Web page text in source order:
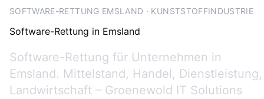
SOFTWARE-RETTUNG EMSLAND · KUNSTSTOFFINDUSTRIE
Software-Rettung in Emsland
Software-Rettung für Unternehmen in
Emsland. Mittelstand, Handel, Dienstleistung,
Landwirtschaft – Groenewold IT Solutions